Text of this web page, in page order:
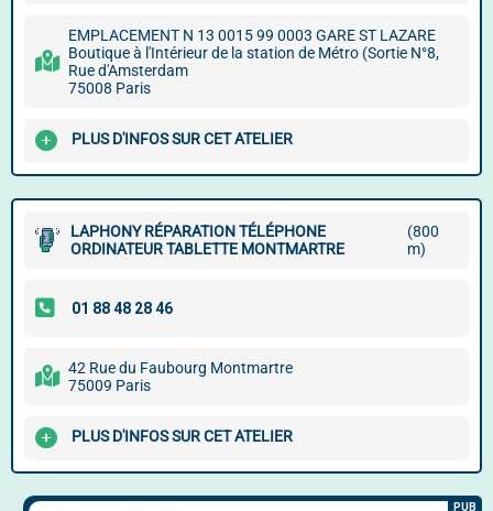
EMPLACEMENT N 13 0015 99 0003 GARE ST LAZARE
Boutique à l'Intérieur de la station de Métro (Sortie N°8,
Rue d'Amsterdam
75008 Paris
PLUS D'INFOS SUR CET ATELIER
LAPHONY RÉPARATION TÉLÉPHONE
ORDINATEUR TABLETTE MONTMARTRE
(800
m)
42 Rue du Faubourg Montmartre
75009 Paris
PLUS D'INFOS SUR CET ATELIER